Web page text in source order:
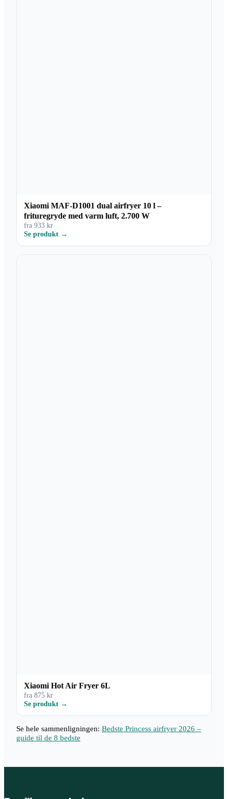
Xiaomi MAF-D1001 dual airfryer 10 l –
frituregryde med varm luft, 2.700 W
fra 933 kr
Se produkt →
Xiaomi Hot Air Fryer 6L
fra 875 kr
Se produkt →
Se hele sammenligningen: Bedste Princess airfryer 2026 –
guide til de 8 bedste